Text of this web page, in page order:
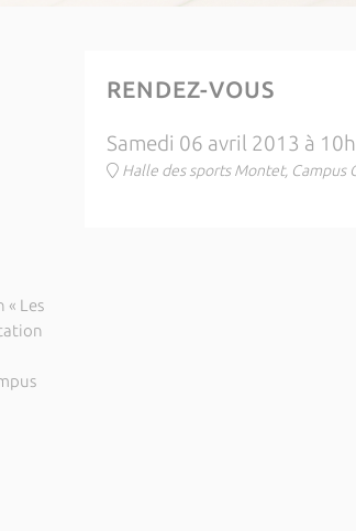
« Les
RENDEZ-VOUS
Samedi 06 avril 2013 à
Halle des sports Montet, Campus